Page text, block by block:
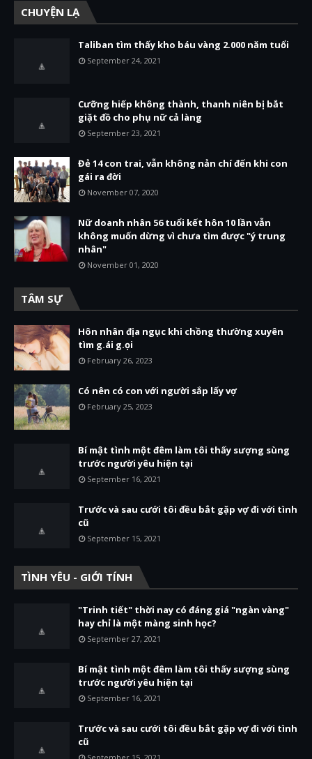
CHUYỆN LẠ
Taliban tìm thấy kho báu vàng 2.000 năm tuổi
September 24, 2021
Cưỡng hiếp không thành, thanh niên bị bắt
giặt đồ cho phụ nữ cả làng
September 23, 2021
Đẻ 14 con trai, vẫn không nản chí đến khi con
gái ra đời
November 07, 2020
Nữ doanh nhân 56 tuổi kết hôn 10 lần vẫn
không muốn dừng vì chưa tìm được "ý trung
nhân"
November 01, 2020
TÂM SỰ
Hôn nhân địa ngục khi chồng thường xuyên
tìm g.ái g.ọi
February 26, 2023
Có nên có con với người sắp lấy vợ
February 25, 2023
Bí mật tình một đêm làm tôi thấy sượng sùng
trước người yêu hiện tại
September 16, 2021
Trước và sau cưới tôi đều bắt gặp vợ đi với tình
cũ
September 15, 2021
TÌNH YÊU - GIỚI TÍNH
"Trinh tiết" thời nay có đáng giá "ngàn vàng"
hay chỉ là một màng sinh học?
September 27, 2021
Bí mật tình một đêm làm tôi thấy sượng sùng
trước người yêu hiện tại
September 16, 2021
Trước và sau cưới tôi đều bắt gặp vợ đi với tình
cũ